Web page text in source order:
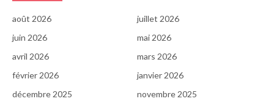
août 2026
juillet 2026
juin 2026
mai 2026
avril 2026
mars 2026
février 2026
janvier 2026
décembre 2025
novembre 2025